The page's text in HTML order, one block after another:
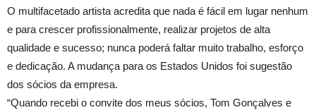
O multifacetado artista acredita que nada é fácil em lugar nenhum
e para crescer profissionalmente, realizar projetos de alta
qualidade e sucesso; nunca poderá faltar muito trabalho, esforço
e dedicação. A mudança para os Estados Unidos foi sugestão
dos sócios da empresa.
“Quando recebi o convite dos meus sócios, Tom Gonçalves e